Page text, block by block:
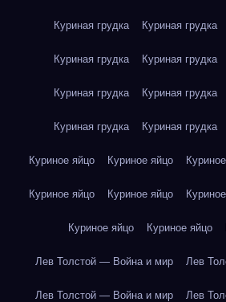
Куриная грудка Куриная грудка
Куриная грудка Куриная грудка
Куриная грудка Куриная грудка
Куриная грудка Куриная грудка
Куриное яйцо Куриное яйцо
Куриное яйцо Куриное яйцо
Куриное яйцо Куриное яйцо
Лев Толстой — Война и мир Лев
Лев Толстой — Война и мир Лев